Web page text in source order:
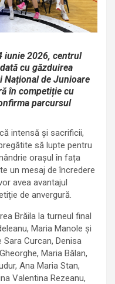
iunie 2026, centrul
cu găzduirea
Național de Junioare
în competiție cu
parcursul
intensă și sacrificii,
să lupte pentru
orașul în fața
un mesaj de încredere
avea avantajul
de anvergură.
Brăila la turneul final
Maria Manole și
Curcan, Denisa
Maria Bălan,
Ana Maria Stan,
Valentina Rezeanu,